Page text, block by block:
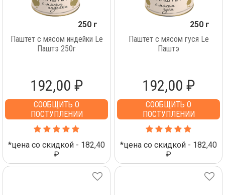
250 г
Паштет с мясом индейки Le
Паштэ 250г
192,00 ₽
СООБЩИТЬ О
ПОСТУПЛЕНИИ
*цена со скидкой - 182,40
₽
250 г
Паштет с мясом гуся Lе
Паштэ
192,00 ₽
СООБЩИТЬ О
ПОСТУПЛЕНИИ
*цена со скидкой - 182,40
₽